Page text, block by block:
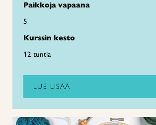
Paikkoja vapaana
5
Kurssin kesto
12 tuntia
LUE LISÄÄ